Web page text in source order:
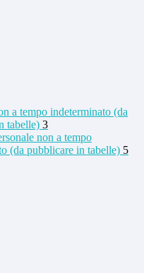
a tempo indeterminato (da
tabelle) 3
non a tempo
(da pubblicare in tabelle) 5